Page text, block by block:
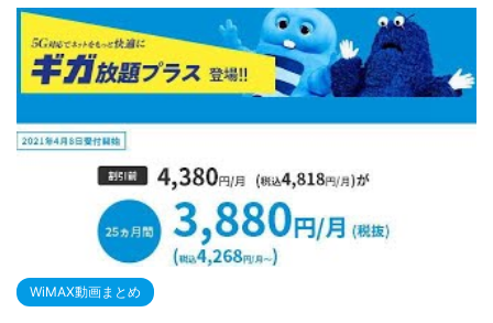
WiMAX動画まとめ